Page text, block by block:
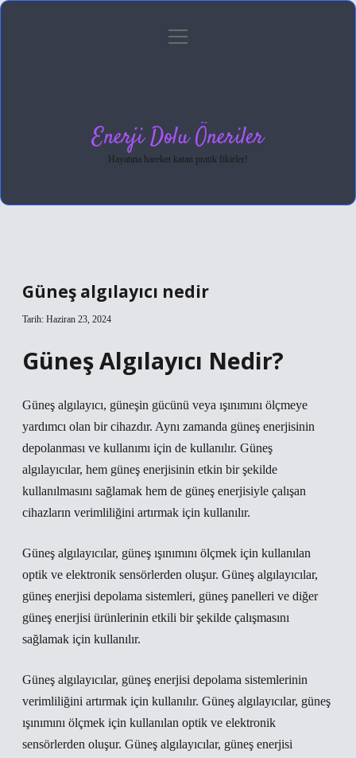
Gizlilik Politikası
menüyü
Enerji Dolu Öneriler
Hayatına hareket katan pratik fikirler!
Güneş algılayıcı nedir
Tarih: Haziran 23, 2024
Güneş Algılayıcı Nedir?
Güneş algılayıcı, güneşin gücünü veya ışınımını ölçmeye
yardımcı olan bir cihazdır. Aynı zamanda güneş enerjisinin
depolanması ve kullanımı için de kullanılır. Güneş
algılayıcılar, hem güneş enerjisinin etkin bir şekilde
kullanılmasını sağlamak hem de güneş enerjisiyle çalışan
cihazların verimliliğini artırmak için kullanılır.
Güneş algılayıcılar, güneş ışınımını ölçmek için kullanılan
optik ve elektronik sensörlerden oluşur. Güneş algılayıcılar,
güneş enerjisi depolama sistemleri, güneş panelleri ve diğer
güneş enerjisi ürünlerinin etkili bir şekilde çalışmasını
sağlamak için kullanılır.
Güneş algılayıcılar, güneş enerjisi depolama sistemlerinin
verimliliğini artırmak için kullanılır. Güneş algılayıcılar, güneş
ışınımını ölçmek için kullanılan optik ve elektronik
sensörlerden oluşur. Güneş algılayıcılar, güneş enerjisi